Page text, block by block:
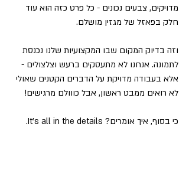
מדויקים, צבעים נכונים - כל פרט כזה הוא עוד
חלק בפאזל של מגזין מושלם.
וזה בדיוק המקום שבו המקצועיות שלנו נכנסת
לתמונה. אנחנו לא מתעסקים ברעש וצלצולים -
אלא בעבודה מדויקת על הדברים הקטנים שאולי
לא רואים ממבט ראשון, אבל כווולם מרגישים!
כי בסוף, איך אומרים? It's all in the details.